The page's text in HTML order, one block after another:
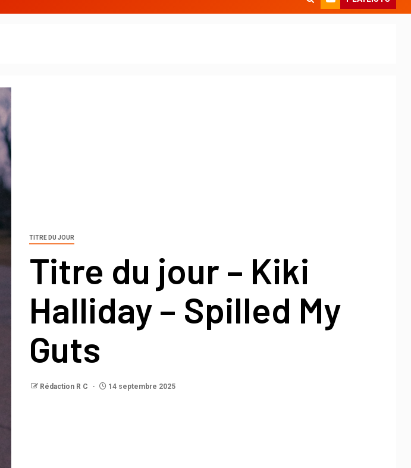
TITRE DU JOUR
Titre du jour – Kiki
Halliday – Spilled My
Guts
Rédaction R C 14 septembre 2025